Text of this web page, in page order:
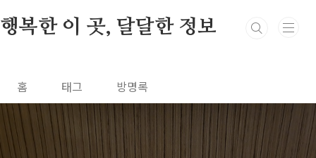
행복한 이 곳, 달달한 정보
홈 태그 방명록